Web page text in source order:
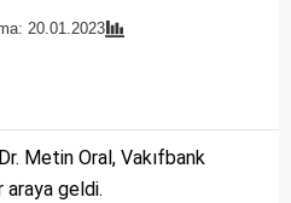
20.01.2023
Metin Oral, Vakıfbank
araya geldi.